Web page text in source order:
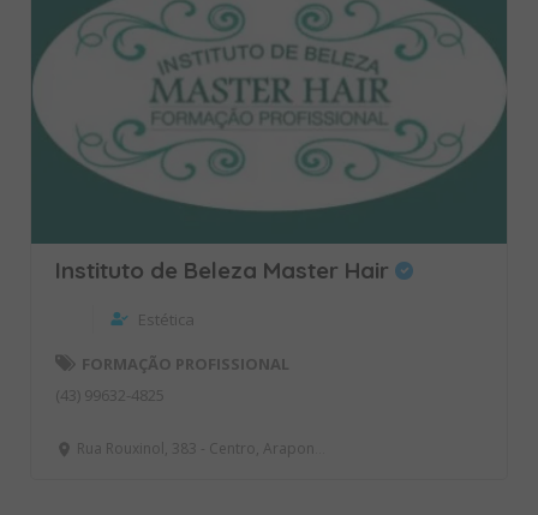
Instituto de Beleza Master Hair
Estética
FORMAÇÃO PROFISSIONAL
(43) 99632-4825
Rua Rouxinol, 383 - Centro, Arapongas - PR, Brasil